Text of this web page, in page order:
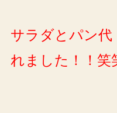
サラダとパン代
れました！！笑